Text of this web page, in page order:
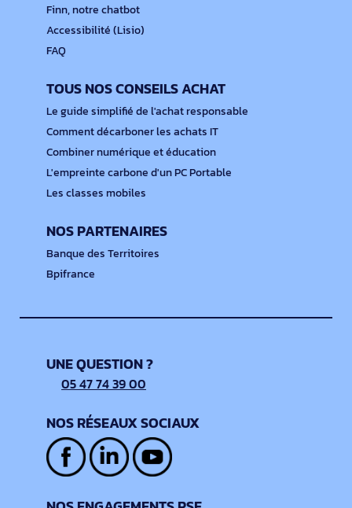
Finn, notre chatbot
Accessibilité (Lisio)
FAQ
TOUS NOS CONSEILS ACHAT
Le guide simplifié de l'achat responsable
Comment décarboner les achats IT
Combiner numérique et éducation
L'empreinte carbone d'un PC Portable
Les classes mobiles
NOS PARTENAIRES
Banque des Territoires
Bpifrance
UNE QUESTION ?
05 47 74 39 00
NOS RÉSEAUX SOCIAUX